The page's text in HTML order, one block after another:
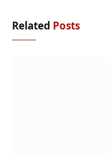
Related Posts